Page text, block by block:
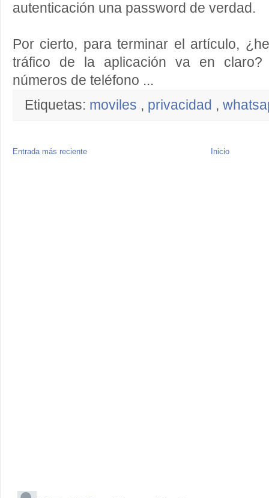
autenticación una password de verdad.
Por cierto, para terminar el artículo,
tráfico de la aplicación va en claro?
números de teléfono ...
Etiquetas: moviles , privacidad ,
Entrada más reciente Inicio